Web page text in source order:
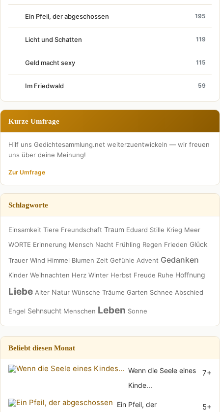
Ein Pfeil, der abgeschossen 195
Licht und Schatten 119
Geld macht sexy 115
Im Friedwald 59
Kurze Umfrage
Hilf uns Gedichtesammlung.net weiterzuentwickeln — wir freuen
uns über deine Meinung!
Zur Umfrage
Schlagworte
Einsamkeit Tiere Freundschaft Traum Eduard Stille Krieg Meer
WORTE Erinnerung Mensch Nacht Frühling Regen Frieden Glück
Trauer Wind Himmel Blumen Zeit Gefühle Advent Gedanken
Kinder Weihnachten Herz Winter Herbst Freude Ruhe Hoffnung
Liebe Alter Natur Wünsche Träume Garten Schnee Abschied
Engel Sehnsucht Menschen Leben Sonne
Beliebt diesen Monat
7+
Wenn die Seele eines
Kinde...
5+
Ein Pfeil, der